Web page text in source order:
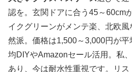
認を。玄関ドアに合う45～60cm
イクグリーンがメンテ楽、北欧
然派。価格は1,500～3,000円が
均DIYやAmazonセール活用。私
あり、今は耐水性重視です。リス